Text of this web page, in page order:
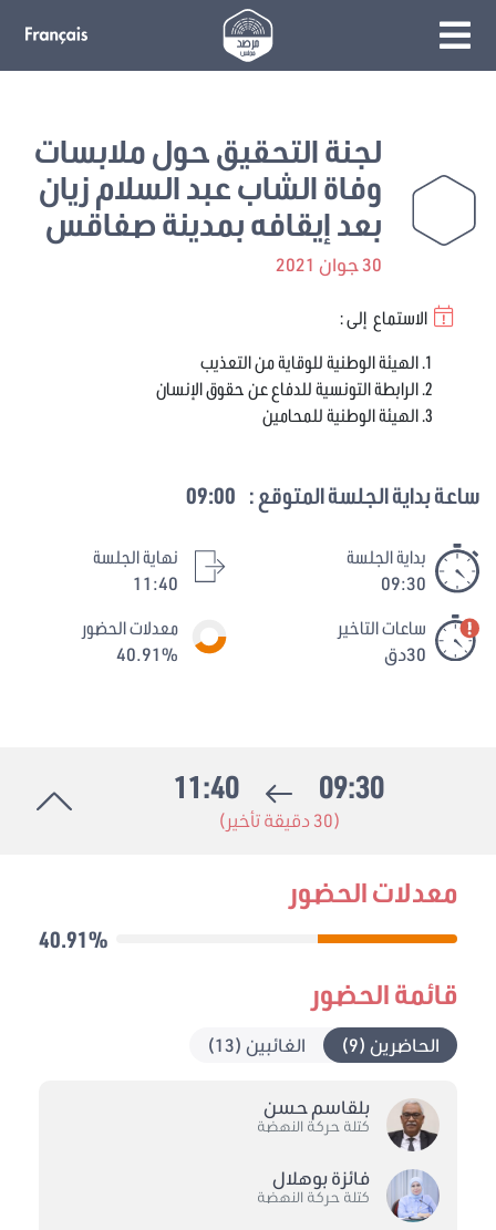
لجنة التحقيق حول ملابسات
وفاة الشاب عبد السلام زيان
بعد إيقافه بمدينة صفاقس
30 جوان 2021
الاستماع إلى :
الهيئة الوطنية للوقاية من التعذيب
الرابطة التونسية للدفاع عن حقوق الإنسان
الهيئة الوطنية للمحامين
ساعة بداية الجلسة المتوقع : 09:00
بداية الجلسة
09:30
نهاية الجلسة
11:40
ساعات التاخير
30دق
معدلات الحضور
40.91%
09:30
11:40
(30 دقيقة تأخير)
معدلات الحضور
40.91%
قائمة الحضور
الحاضرين (9) الغائبين (13)
بلقاسم حسن
كتلة حركة النهضة
فائزة بوهلال
كتلة حركة النهضة